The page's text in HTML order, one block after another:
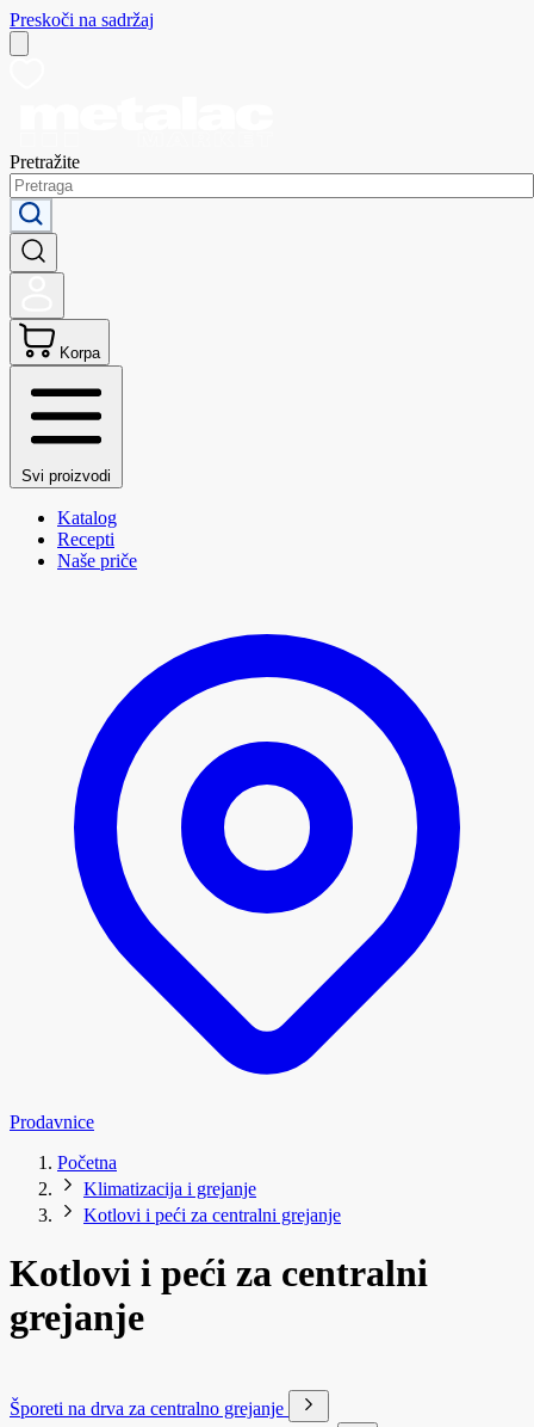
Preskoči na sadržaj
Pretražite
Korpa
Svi proizvodi
Katalog
Recepti
Naše priče
Prodavnice
Početna
Klimatizacija i grejanje
Kotlovi i peći za centralni grejanje
Kotlovi i peći za centralni
grejanje
Šporeti na drva za centralno grejanje